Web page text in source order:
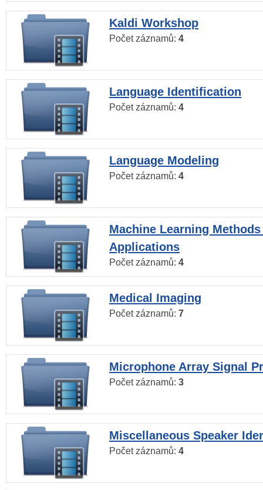
Kaldi Workshop
Počet záznamů: 4
Language Identification
Počet záznamů: 4
Language Modeling
Počet záznamů: 4
Machine Learning
Applications
Počet záznamů: 4
Medical Imaging
Počet záznamů: 7
Microphone Array Signal
Počet záznamů: 3
Miscellaneous Speaker
Počet záznamů: 4